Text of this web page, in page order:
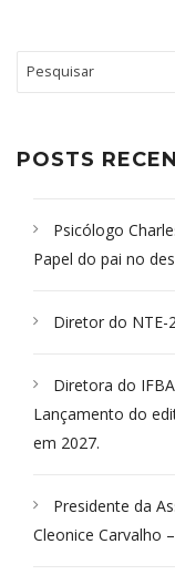
POSTS
Psicólogo
Papel do pai no
Diretor do NTE-
Diretora do
Lançamento do
em 2027.
Presidente da
Cleonice Carvalho